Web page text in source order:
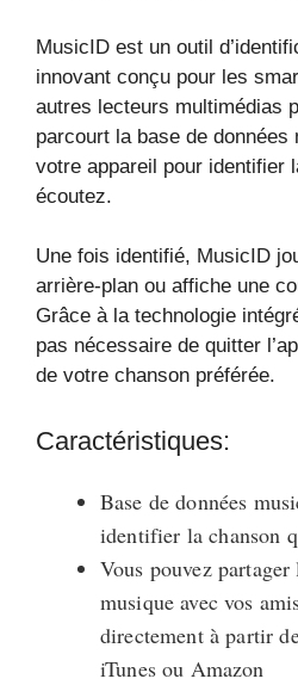
MusicID est un outil
innovant conçu pour les
autres lecteurs multimédias
parcourt la base de données
votre appareil pour identifier
écoutez.
Une fois identifié, MusicID
arrière-plan ou affiche une
Grâce à la technologie
pas nécessaire de quitter
de votre chanson préférée.
Caractéristiques:
Base de données
identifier la chanson
Vous pouvez
musique avec vos
directement à partir
iTunes ou Amazon